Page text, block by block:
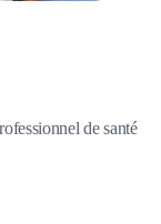
de santé